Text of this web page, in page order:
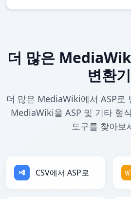
더 많은
변환기
더 많은 MediaWiki에서 ASP로
MediaWiki을 ASP 및 기타 형
도구를 찾아보
CSV에서 ASP로